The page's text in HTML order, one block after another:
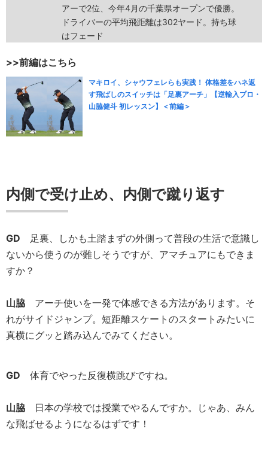
アーで2位、今年4月の千葉県オープンで優勝。
ドライバーの平均飛距離は302ヤード。持ち球
はフェード
>>前編はこちら
マキロイ、シャウフェレらも実践！ 体格差をハネ返
す飛ばしのスイッチは「足裏アーチ」【逆輸入プロ・
山脇健斗 初レッスン】＜前編＞
内側で受け止め、内側で蹴り返す
GD 足裏、しかも土踏まずの外側って普段の生活で意識し
ないから使うのが難しそうですが、アマチュアにもできま
すか？
山脇 アーチ使いを一発で体感できる方法があります。そ
れがサイドジャンプ。短距離スケートのスタートみたいに
真横にグッと踏み込んでみてください。
GD 体育でやった反復横跳びですね。
山脇 日本の学校では授業でやるんですか。じゃあ、みん
な飛ばせるようになるはずです！